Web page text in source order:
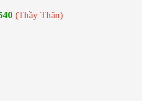
(Thầy Thân)